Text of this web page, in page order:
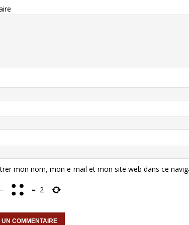
mon nom, mon e-mail et mon site web dans ce
− = 2